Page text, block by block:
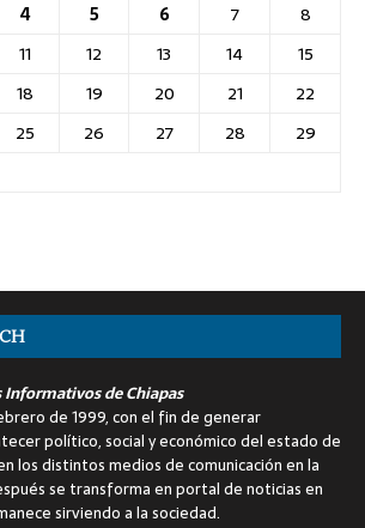
4 5 6 7
8
11 12 13 14
15
18 19 20 21
22
25 26 27 28
29
Informativos de Chiapas
de 1999, con el fin de generar
político, social y económico del estado de
los distintos medios de comunicación en la
se transforma en portal de noticias en
sirviendo a la sociedad.